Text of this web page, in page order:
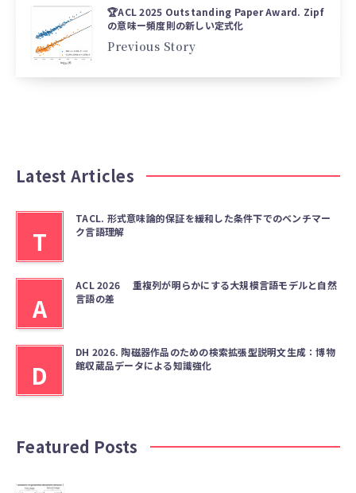
🏆ACL 2025 Outstanding Paper Award. Zipf
の意味ー頻度則の新しい定式化
Previous Story
Latest Articles
T
TACL. 形式意味論的保証を緩和した条件下でのベンチマー
ク言語理解
A
ACL 2026 重複列が明らかにする大規模言語モデルと自然
言語の差
D
DH 2026. 陶磁器作品のための検索拡張型説明文生成：博物
館収蔵品データによる知識強化
Featured Posts